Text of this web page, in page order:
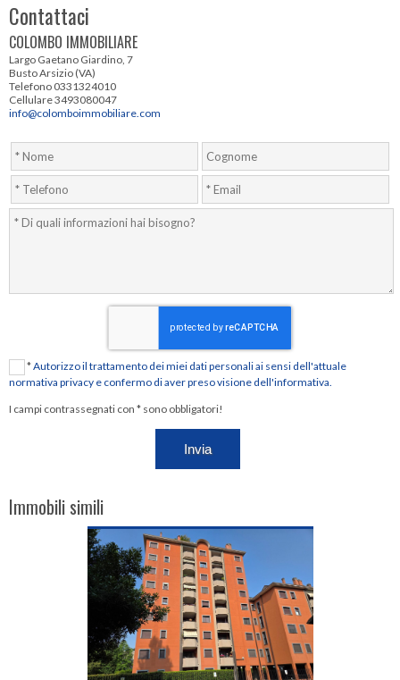
Contattaci
COLOMBO IMMOBILIARE
Largo Gaetano Giardino, 7
Busto Arsizio (VA)
Telefono 0331324010
Cellulare 3493080047
info@colomboimmobiliare.com
*Autorizzo il trattamento dei miei dati personali ai sensi dell'attuale
normativa privacy e confermo di aver preso visione dell'informativa.
I campi contrassegnati con * sono obbligatori!
Immobili simili